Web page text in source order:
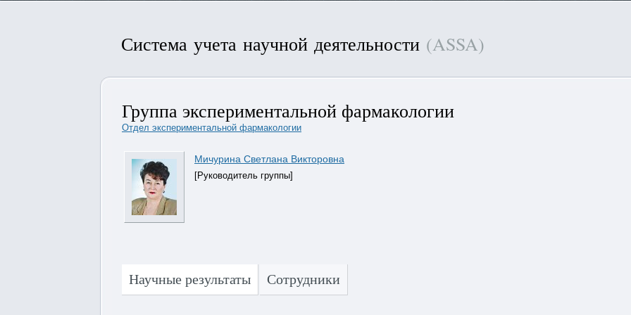
Система учета научной деятельности (ASSA)
Группа экспериментальной фармакологии
Отдел экспериментальной фармакологии
Мичурина Светлана Викторовна
[Руководитель группы]
Научные результаты Сотрудники